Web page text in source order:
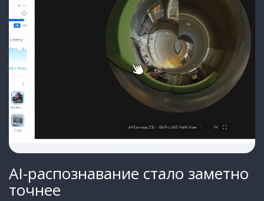
AI-распознавание стало заметно
точнее